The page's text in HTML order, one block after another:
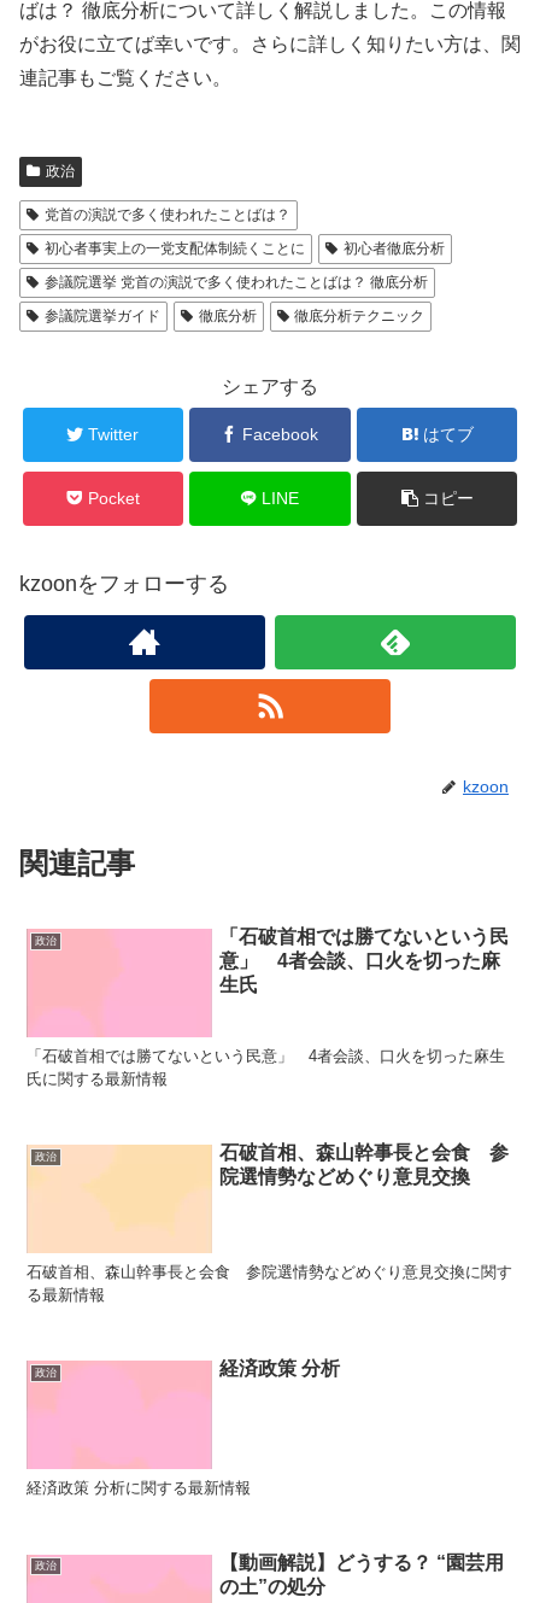
ばは？ 徹底分析について詳しく解説しました。この情報
がお役に立てば幸いです。さらに詳しく知りたい方は、関
連記事もご覧ください。
政治
党首の演説で多く使われたことばは？
初心者事実上の一党支配体制続くことに
初心者徹底分析
参議院選挙 党首の演説で多く使われたことばは？ 徹底分析
参議院選挙ガイド
徹底分析 徹底分析テクニック
シェアする
Twitter Facebook はてブ
Pocket LINE コピー
kzoonをフォローする
kzoon
関連記事
政治
「石破首相では勝てないという民
意」 4者会談、口火を切った麻
生氏
「石破首相では勝てないという民意」 4者会談、口火を切った麻生
氏に関する最新情報
政治
石破首相、森山幹事長と会食 参
院選情勢などめぐり意見交換
石破首相、森山幹事長と会食 参院選情勢などめぐり意見交換に関す
る最新情報
政治 経済政策 分析
経済政策 分析に関する最新情報
政治
【動画解説】どうする？ “園芸用
の土”の処分